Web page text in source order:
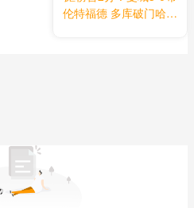
伦特福德 多库破门哈兰